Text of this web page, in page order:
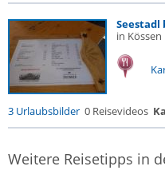
in Kössen
3 Urlaubsbilder 0 Reisevideos
Weitere Reisetipps in